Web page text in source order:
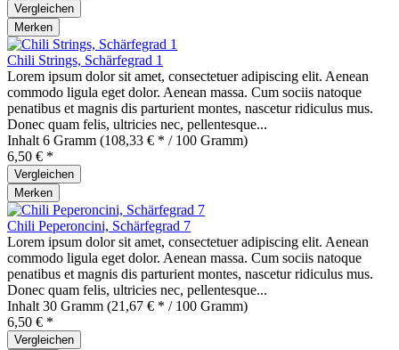
Vergleichen
Merken
Chili Strings, Schärfegrad 1
Lorem ipsum dolor sit amet, consectetuer adipiscing elit. Aenean
commodo ligula eget dolor. Aenean massa. Cum sociis natoque
penatibus et magnis dis parturient montes, nascetur ridiculus mus.
Donec quam felis, ultricies nec, pellentesque...
Inhalt 6 Gramm (108,33 € * / 100 Gramm)
6,50 € *
Vergleichen
Merken
Chili Peperoncini, Schärfegrad 7
Lorem ipsum dolor sit amet, consectetuer adipiscing elit. Aenean
commodo ligula eget dolor. Aenean massa. Cum sociis natoque
penatibus et magnis dis parturient montes, nascetur ridiculus mus.
Donec quam felis, ultricies nec, pellentesque...
Inhalt 30 Gramm (21,67 € * / 100 Gramm)
6,50 € *
Vergleichen